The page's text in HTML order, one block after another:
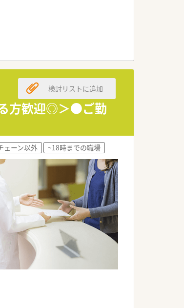
る方歓迎◎＞●ご勤
検討リストに追加
ェーン以外 ~18時までの職場